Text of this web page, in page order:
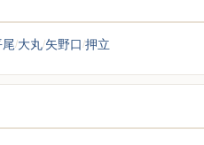
大丸 矢野口 押立